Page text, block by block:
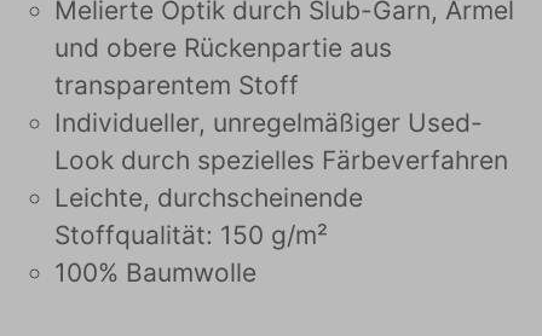
Melierte Optik durch Slub-Garn, Ärmel
und obere Rückenpartie aus
transparentem Stoff
Individueller, unregelmäßiger Used-
Look durch spezielles Färbeverfahren
Leichte, durchscheinende
Stoffqualität: 150 g/m²
100% Baumwolle